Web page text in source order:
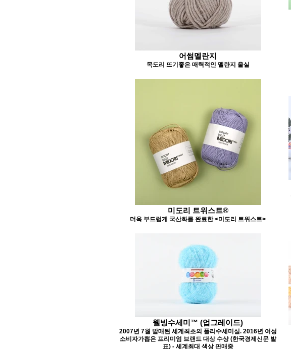
어썸멜란지
목도리 뜨기좋은 매력적인 멜란지 울실
미도리 트위스트®
더욱 부드럽게 국산화를 완료한 <미도리 트위스트>
웰빙수세미™ (업그레이드)
2007년 7월 발매된 세계최초의 폴리수세미실. 2016년 여성
소비자가뽑은 프리미엄 브랜드 대상 수상 (한국경제신문 발
표) - 세계최대 색상 판매중